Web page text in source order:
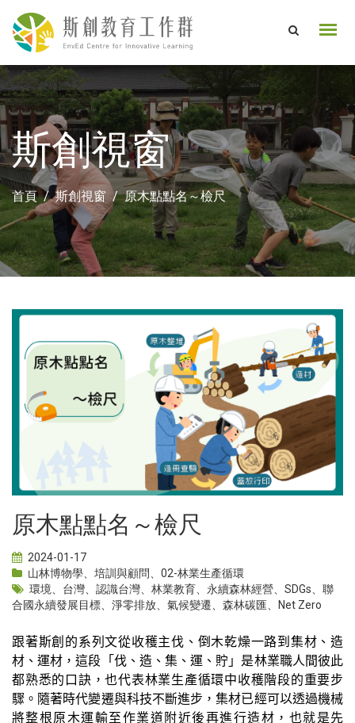
斯創視窗
首頁 斯創視窗 原木點點名～檢尺
原木點點名～檢尺
2024-01-17
山林博物學
培訓與顧問
02-林業生產循環
環境
台灣 認識台灣 林業教育 永續森林經營 SDGs
聯
合國永續發展目標
淨零排放 氣候變遷 森林碳匯 Net Zero
跟著斯創的系列文從收穫主伐、倒木乾燥一路到集材、造
材、運材，這段「伐、造、集、運、貯」是林業職人間彼此
都熟悉的口訣，也代表林業生產循環中收穫階段的重要步
驟。隨著時代變遷與科技不斷進步，集材已經可以透過機械
將整根原木運輸至作業道附近後再進行造材，也就是先